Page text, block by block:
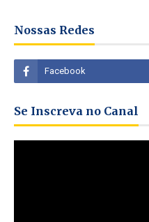
Nossas Redes
Se Inscreva no Canal